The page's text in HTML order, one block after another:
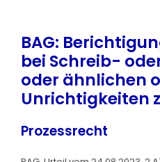
BAG:
bei Schreib-
oder ähnlichen
Unrichtigkeiten
Prozessrecht